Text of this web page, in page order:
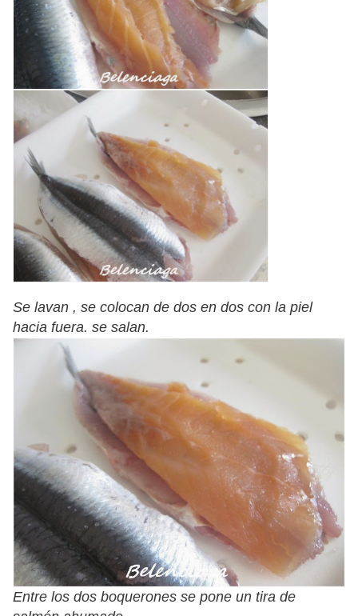
Se lavan , se colocan de dos en dos con la piel
hacia fuera. se salan.
Entre los dos boquerones se pone un tira de